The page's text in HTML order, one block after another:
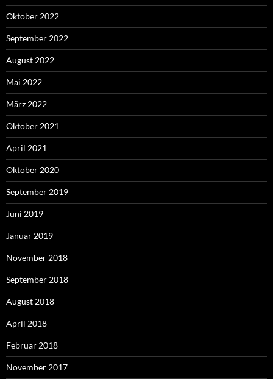
Oktober 2022
September 2022
August 2022
Mai 2022
März 2022
Oktober 2021
April 2021
Oktober 2020
September 2019
Juni 2019
Januar 2019
November 2018
September 2018
August 2018
April 2018
Februar 2018
November 2017